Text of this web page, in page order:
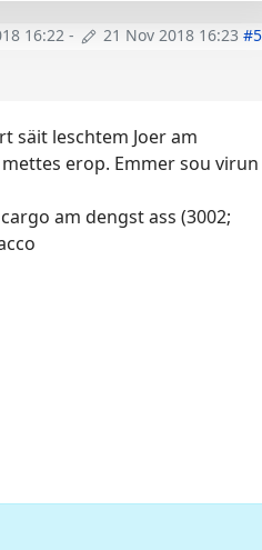
16:22- 21 Nov 2018 16:23
säit leschtem Joer am
erop. Emmer sou virun
am dengst ass (3002;